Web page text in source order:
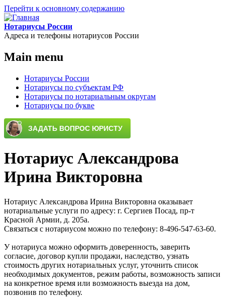
Перейти к основному содержанию
Нотариусы России
Адреса и телефоны нотариусов России
Main menu
Нотариусы России
Нотариусы по субъектам РФ
Нотариусы по нотариальным округам
Нотариусы по букве
Нотариус Александрова
Ирина Викторовна
Нотариус Александрова Ирина Викторовна оказывает
нотариальные услуги по адресу: г. Сергиев Посад, пр-т
Красной Армии, д. 205а.
Связаться с нотариусом можно по телефону: 8-496-547-63-60.
У нотариуса можно оформить доверенность, заверить
согласие, договор купли продажи, наследство, узнать
стоимость других нотариальных услуг, уточнить список
необходимых документов, режим работы, возможность записи
на конкретное время или возможность выезда на дом,
позвонив по телефону.